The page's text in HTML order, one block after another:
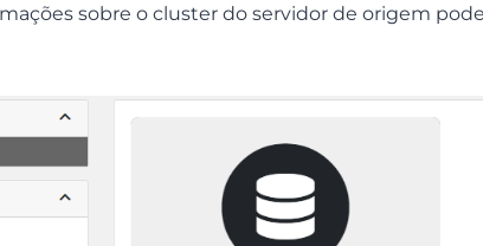
sobre o cluster do servidor de origem